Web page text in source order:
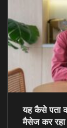
यह कैसे पता
मैसेज कर रहा